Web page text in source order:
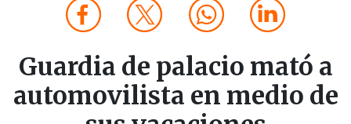
Guardia de palacio mató a
automovilista en medio de